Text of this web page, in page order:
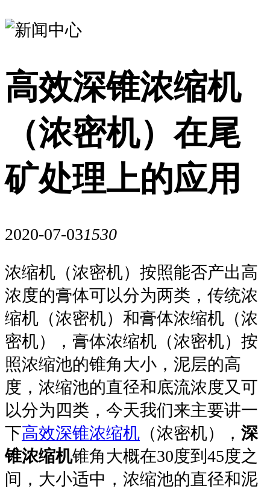
高效深锥浓缩机
（浓密机）在尾
矿处理上的应用
2020-07-031530
浓缩机（浓密机）按照能否产出高
浓度的膏体可以分为两类，传统浓
缩机（浓密机）和膏体浓缩机（浓
密机），膏体浓缩机（浓密机）按
照浓缩池的锥角大小，泥层的高
度，浓缩池的直径和底流浓度又可
以分为四类，今天我们来主要讲一
下高效深锥浓缩机 （浓密机）， 深
锥浓缩机锥角大概在30度到45度之
间，大小适中，浓缩池的直径和泥